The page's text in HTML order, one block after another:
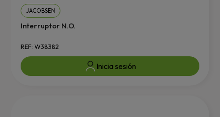
JACOBSEN
Interruptor N.O.
REF: W38382
Inicia sesión